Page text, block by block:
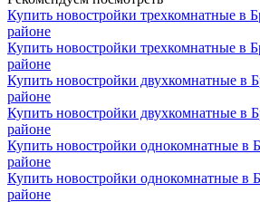
Купить новостройки трехкомнатные в
районе
Купить новостройки трехкомнатные в
районе
Купить новостройки двухкомнатные в
районе
Купить новостройки двухкомнатные в
районе
Купить новостройки однокомнатные в
районе
Купить новостройки однокомнатные в
районе